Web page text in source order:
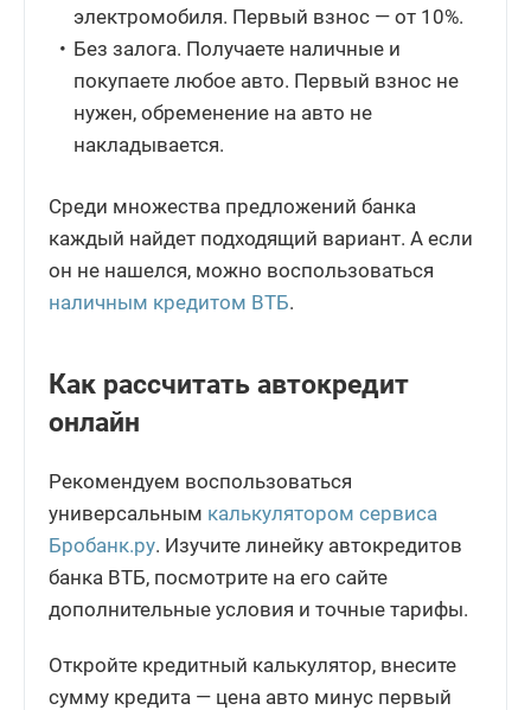
электромобиля. Первый взнос — от 10%.
Без залога. Получаете наличные и
покупаете любое авто. Первый взнос не
нужен, обременение на авто не
накладывается.
Среди множества предложений банка
каждый найдет подходящий вариант. А если
он не нашелся, можно воспользоваться
наличным кредитом ВТБ.
Как рассчитать автокредит
онлайн
Рекомендуем воспользоваться
универсальным калькулятором сервиса
Бробанк.ру. Изучите линейку автокредитов
банка ВТБ, посмотрите на его сайте
дополнительные условия и точные тарифы.
Откройте кредитный калькулятор, внесите
сумму кредита — цена авто минус первый